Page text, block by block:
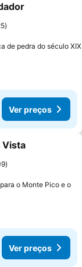
favoritos
de pedra do século XIX
Ver preços
favoritos
Vista
o Monte Pico e o
Ver preços